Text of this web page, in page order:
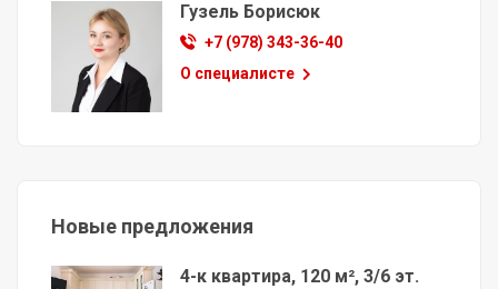
Гузель Борисюк
+7 (978) 343-36-40
О специалисте
Новые предложения
4-к квартира, 120 м², 3/6 эт.